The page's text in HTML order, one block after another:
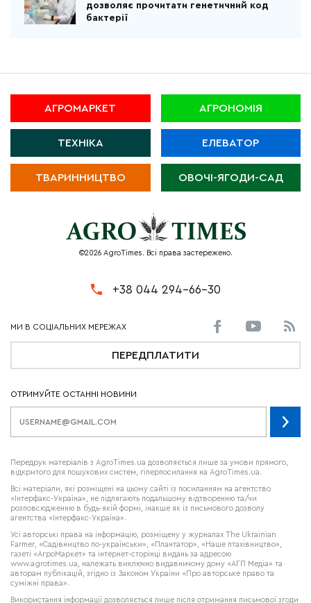
дозволяє прочитати генетичний код
бактерії
АГРОМАРКЕТ АГРОНОМІЯ
ТЕХНІКА ЕЛЕВАТОР
ТВАРИННИЦТВО ОВОЧІ-ЯГОДИ-САД
©2026 AgroTimes. Всі права застережено.
+38 044 294-66-30
ПЕРЕДПЛАТИТИ
ОТРИМУЙТЕ ОСТАННІ НОВИНИ
Передрук матеріалів з AgroTimes.ua дозволяється лише за умови прямого,
відкритого для пошукових систем, гіперпосилання на AgroTimes.ua.
Всі матеріали, які розміщені на цьому сайті із посиланням на агентство
«Інтерфакс-Україна», не підлягають подальшому відтворенню та/чи
розповсюдженню в будь-якій формі, інакше як із письмового дозволу
агентства «Інтерфакс-Україна».
Усі авторські права на інформацію, розміщену у журналах The Ukrainian
Farmer , «Садівництво по-українськи», «Плантатор», «Наше птахівництво»,
газеті «АгроМаркет» та інтернет-сторінці видань за адресою
www.agrotimes.ua,
належать виключно видавничому дому «АГП Медіа» та
авторам публікацій, згідно із Законом України «Про авторське право та
суміжні права».
Використання інформації дозволяється лише після отримання письмової згоди